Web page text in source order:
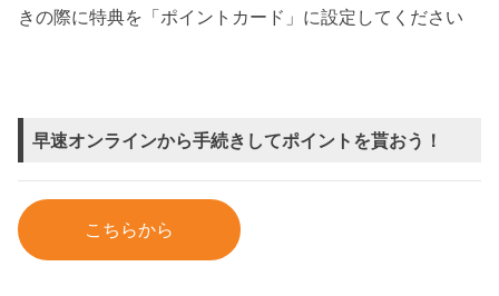
きの際に特典を「ポイントカード」に設定してください
早速オンラインから手続きしてポイントを貰おう！
こちらから